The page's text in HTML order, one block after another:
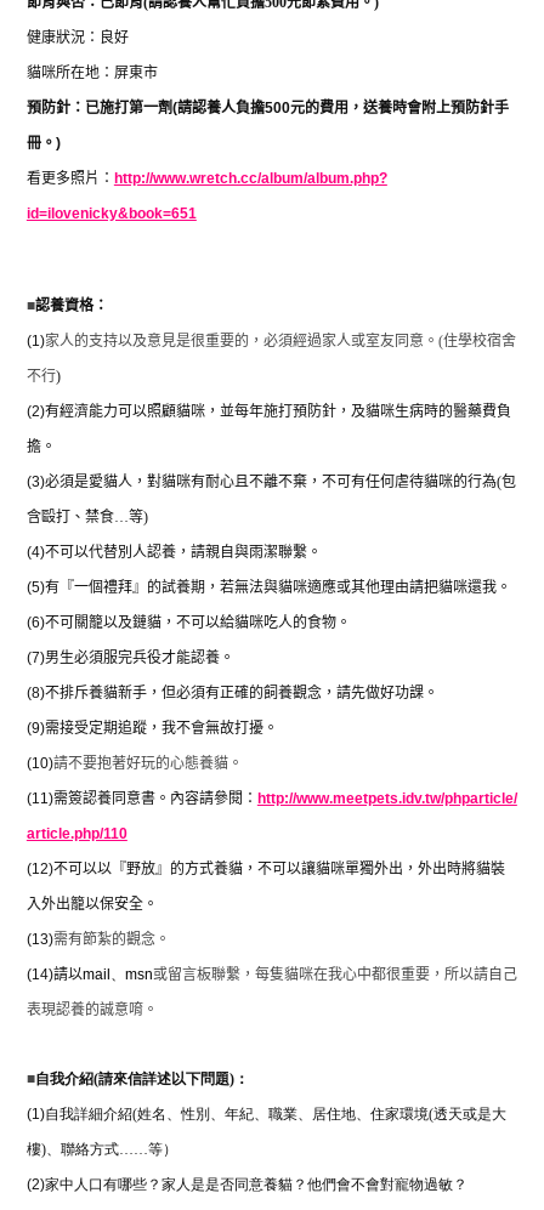
健康狀況：良好
貓咪所在地：屏東市
預防針：已施打第一劑(請認養人負擔500元的費用，送養時會附上預防針手
冊。 )
看更多照片： http://www.wretch.cc/album/album.php?
id=ilovenicky&book=651
■認養資格：
(1)家人的支持以及意見是很重要的，必須經過家人或室友同意。 (住學校宿舍
不行)
(2)有經濟能力可以照顧貓咪，並每年施打預防針，及貓咪生病時的醫藥費負
擔。
(3)必須是愛貓人，對貓咪有耐心且不離不棄，不可有任何虐待貓咪的行為(包
含毆打、禁食…等)
(4)不可以代替別人認養，請親自與雨潔聯繫。
(5)有『一個禮拜』的試養期，若無法與貓咪適應或其他理由請把貓咪還我。
(6)不可關籠以及鏈貓，不可以給貓咪吃人的食物。
(7)男生必須服完兵役才能認養。
(8)不排斥養貓新手，但必須有正確的飼養觀念，請先做好功課。
(9)需接受定期追蹤，我不會無故打擾。
(10)請不要抱著好玩的心態養貓。
(11)需簽認養同意書。內容請參閱： http://www.meetpets.idv.tw/phparticle/
article.php/110
(12)不可以以『野放』的方式養貓，不可以讓貓咪單獨外出，外出時將貓裝
入外出籠以保安全。
(13)需有節紮的觀念。
(14)請以mail 、 msn或留言板聯繫，每隻貓咪在我心中都很重要，所以請自己
表現認養的誠意唷。
■自我介紹(請來信詳述以下問題)：
(1)自我詳細介紹(姓名、性別、年紀、職業、居住地、住家環境(透天或是大
樓)、聯絡方式……等）
(2)家中人口有哪些？家人是是否同意養貓？他們會不會對寵物過敏？